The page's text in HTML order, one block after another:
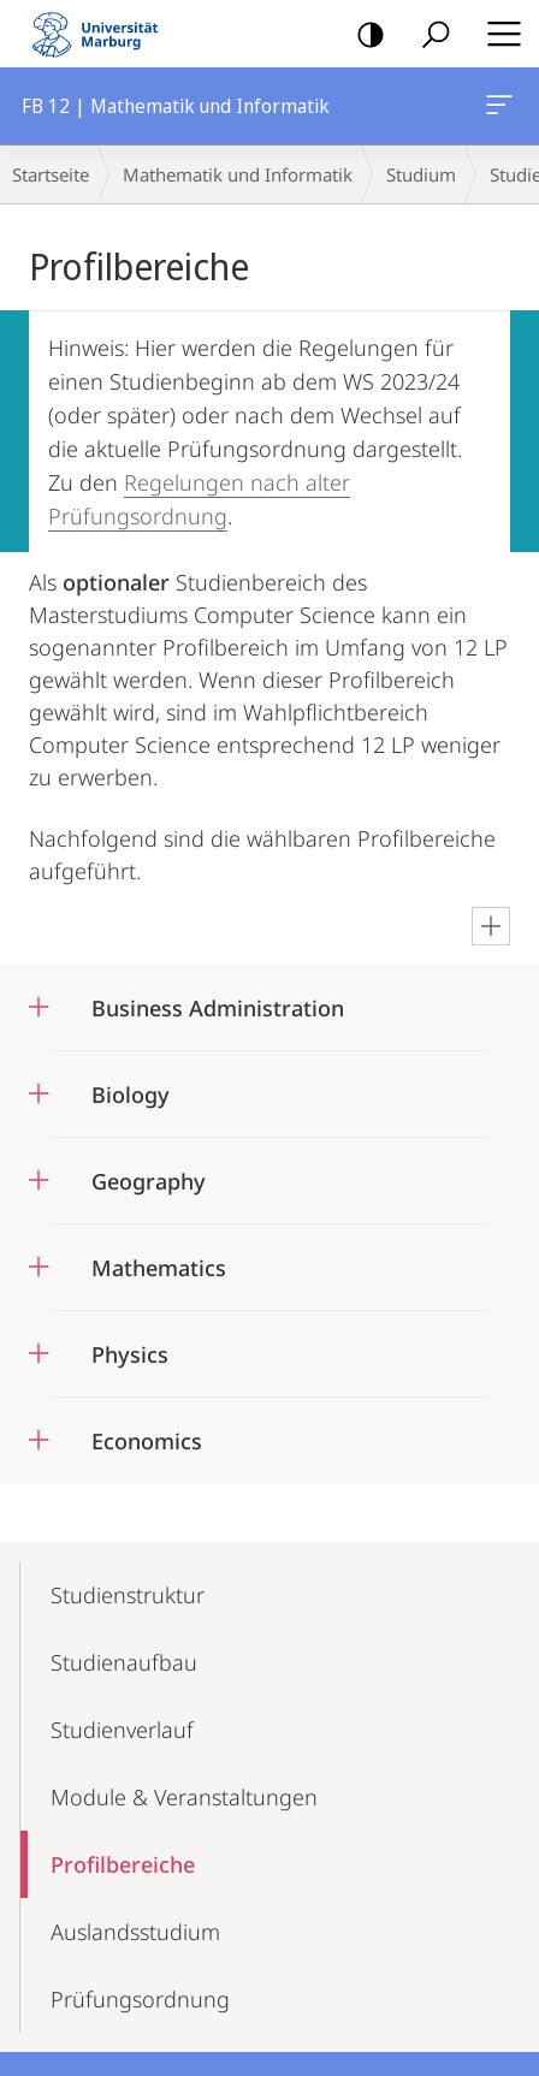
Mobile-
Navigation
FB 12 | Mathematik und Informatik
Breadcrumb-
Navigation
Startseite Mathematik und Informatik Studium
Profilbereiche
Hinweis: Hier werden die Regelungen für
einen Studienbeginn ab dem WS 2023/24
(oder später) oder nach dem Wechsel auf
die aktuelle Prüfungsordnung dargestellt.
Zu den Regelungen nach alter
Prüfungsordnung.
Als optionaler Studienbereich des
Masterstudiums Computer Science kann ein
sogenannter Profilbereich im Umfang von 12 LP
gewählt werden. Wenn dieser Profilbereich
gewählt wird, sind im Wahlpflichtbereich
Computer Science entsprechend 12 LP weniger
zu erwerben.
Nachfolgend sind die wählbaren Profilbereiche
aufgeführt.
Business Administration
Biology
Geography
Mathematics
Physics
Economics
NavigationStudienstruktur
Studienaufbau
Studienverlauf
Module & Veranstaltungen
Profilbereiche
Auslandsstudium
Prüfungsordnung